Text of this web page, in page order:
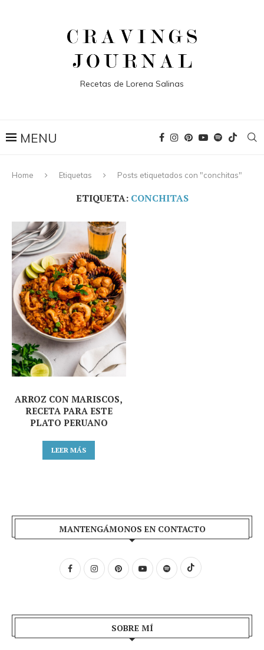
Recetas de Lorena Salinas
Home Etiquetas Posts etiquetados con "conchitas"
ETIQUETA: CONCHITAS
ARROZ CON MARISCOS,
RECETA PARA ESTE
PLATO PERUANO
LEER MÁS
MANTENGÁMONOS EN CONTACTO
SOBRE MÍ